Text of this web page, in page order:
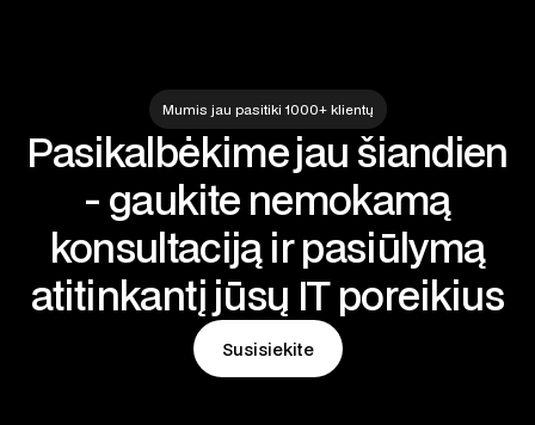
Mumis jau pasitiki 1000+ klientų
Pasikalbėkime jau šiandien
- gaukite nemokamą
konsultaciją ir pasiūlymą
atitinkantį jūsų IT poreikius
Susisiekite